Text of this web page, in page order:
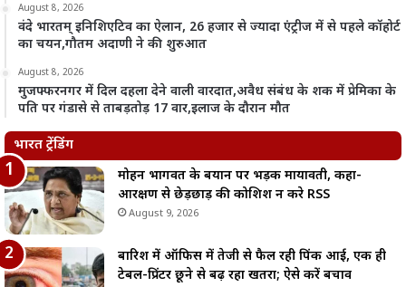
August 8, 2026
वंदे भारतम् इनिशिएटिव का ऐलान, 26 हजार से ज्यादा एंट्रीज में से पहले कॉहोर्ट
का चयन,गौतम अदाणी ने की शुरुआत
August 8, 2026
मुजफ्फरनगर में दिल दहला देने वाली वारदात,अवैध संबंध के शक में प्रेमिका के
पति पर गंडासे से ताबड़तोड़ 17 वार,इलाज के दौरान मौत
भारत ट्रेंडिंग
मोहन भागवत के बयान पर भड़कीं मायावती, कहा-
आरक्षण से छेड़छाड़ की कोशिश न करे RSS
August 9, 2026
बारिश में ऑफिस में तेजी से फैल रही पिंक आई, एक ही
टेबल-प्रिंटर छूने से बढ़ रहा खतरा; ऐसे करें बचाव